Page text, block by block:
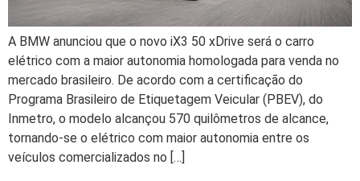
A BMW anunciou que o novo iX3 50 xDrive será o carro
elétrico com a maior autonomia homologada para venda no
mercado brasileiro. De acordo com a certificação do
Programa Brasileiro de Etiquetagem Veicular (PBEV), do
Inmetro, o modelo alcançou 570 quilômetros de alcance,
tornando-se o elétrico com maior autonomia entre os
veículos comercializados no […]